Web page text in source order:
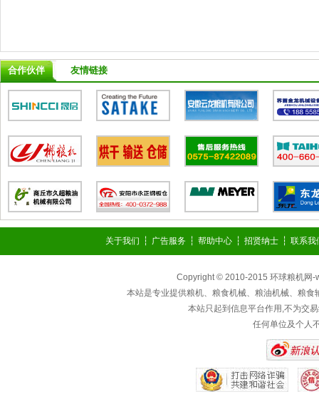
合作伙伴 友情链接
关于我们 ┆ 广告服务 ┆ 帮助中心 ┆ 招贤纳士 ┆ 联系我
Copyright © 2010-2015 环球粮机网-
本站是专业提供粮机、粮食机械、粮油机械、粮
本站只起到信息平台作用,不为交
任何单位及个人